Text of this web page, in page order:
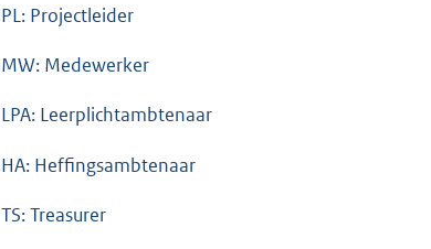
PL: Projectleider
MW: Medewerker
LPA: Leerplichtambtenaar
HA: Heffingsambtenaar
TS: Treasurer